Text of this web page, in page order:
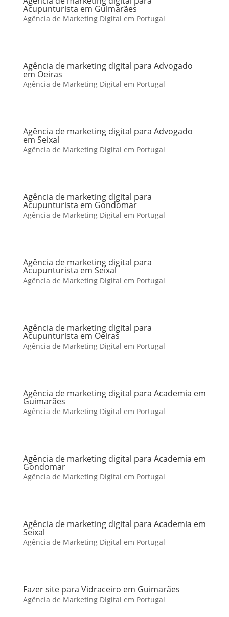
Acupunturista em Guimarães
Agência de Marketing Digital em Portugal
Agência de marketing digital para Advogado
em Oeiras
Agência de Marketing Digital em Portugal
Agência de marketing digital para Advogado
em Seixal
Agência de Marketing Digital em Portugal
Agência de marketing digital para
Acupunturista em Gondomar
Agência de Marketing Digital em Portugal
Agência de marketing digital para
Acupunturista em Seixal
Agência de Marketing Digital em Portugal
Agência de marketing digital para
Acupunturista em Oeiras
Agência de Marketing Digital em Portugal
Agência de marketing digital para Academia em
Guimarães
Agência de Marketing Digital em Portugal
Agência de marketing digital para Academia em
Gondomar
Agência de Marketing Digital em Portugal
Agência de marketing digital para Academia em
Seixal
Agência de Marketing Digital em Portugal
Fazer site para Vidraceiro em Guimarães
Agência de Marketing Digital em Portugal